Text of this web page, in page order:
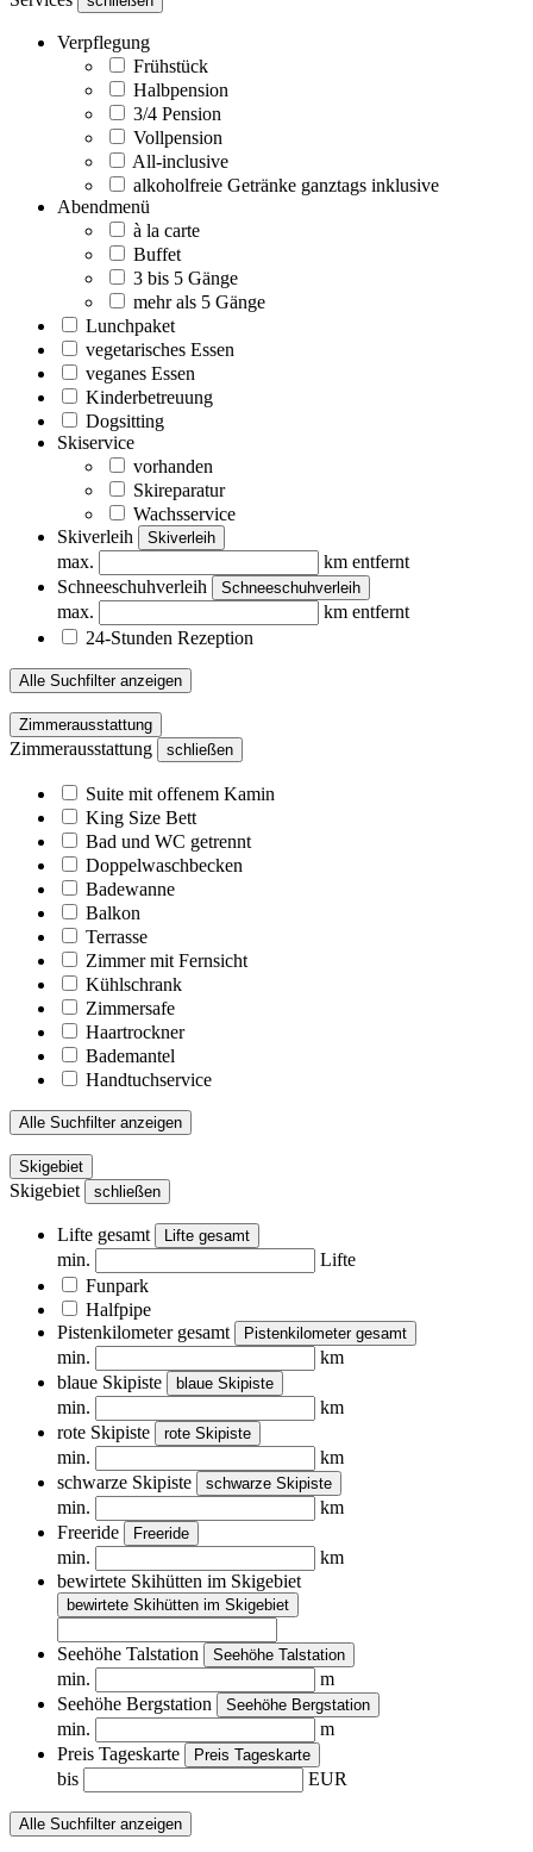
Verpflegung
Frühstück
Halbpension
3/4 Pension
Vollpension
All-inclusive
alkoholfreie Getränke ganztags inklusive
Abendmenü
à la carte
Buffet
3 bis 5 Gänge
mehr als 5 Gänge
Lunchpaket
vegetarisches Essen
veganes Essen
Kinderbetreuung
Dogsitting
Skiservice
vorhanden
Skireparatur
Wachsservice
Skiverleih
Skiverleih
max.
km entfernt
Schneeschuhverleih
Schneeschuhverleih
max.
km entfernt
24-Stunden Rezeption
Alle Suchfilter anzeigen
Zimmerausstattung
Zimmerausstattung schließen
Suite mit offenem Kamin
King Size Bett
Bad und WC getrennt
Doppelwaschbecken
Badewanne
Balkon
Terrasse
Zimmer mit Fernsicht
Kühlschrank
Zimmersafe
Haartrockner
Bademantel
Handtuchservice
Alle Suchfilter anzeigen
Skigebiet
Skigebiet schließen
Lifte gesamt Lifte gesamt
min.
Lifte
Funpark
Halfpipe
Pistenkilometer gesamt
Pistenkilometer gesamt
min.
km
blaue Skipiste
blaue Skipiste
min.
km
rote Skipiste
rote Skipiste
min.
km
schwarze Skipiste
schwarze Skipiste
min.
km
Freeride
Freeride
min.
km
bewirtete Skihütten im Skigebiet
bewirtete Skihütten im Skigebiet
Seehöhe Talstation Seehöhe Talstation
min.
m
Seehöhe Bergstation
Seehöhe Bergstation
min.
m
Preis Tageskarte
Preis Tageskarte
bis EUR
Alle Suchfilter anzeigen